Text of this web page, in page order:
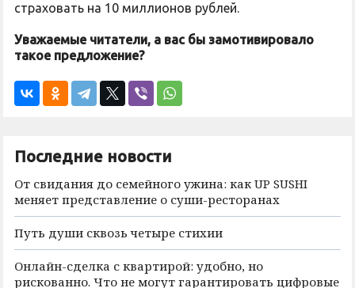
страховать на 10 миллионов рублей.
Уважаемые читатели, а вас бы замотивировало
такое предложение?
Последние новости
От свидания до семейного ужина: как UP SUSHI
меняет представление о суши-ресторанах
Путь души сквозь четыре стихии
Онлайн-сделка с квартирой: удобно, но
рискованно. Что не могут гарантировать цифровые